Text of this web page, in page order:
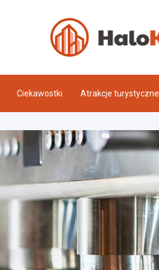
Ciekawostki Atrakcje turystyczne